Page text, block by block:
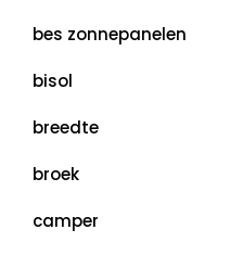
bes zonnepanelen
bisol
breedte
broek
camper